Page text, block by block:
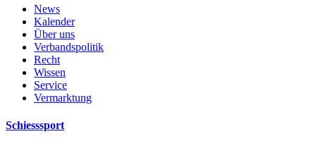
News
Kalender
Über uns
Verbandspolitik
Recht
Wissen
Service
Vermarktung
Schiesssport